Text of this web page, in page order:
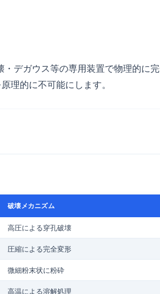
デガウス等の専用装置で物理的に
理的に不可能にします。
破壊メカニズム
高圧による穿孔破壊
圧縮による完全変形
微細粉末状に粉砕
高温による溶解処理